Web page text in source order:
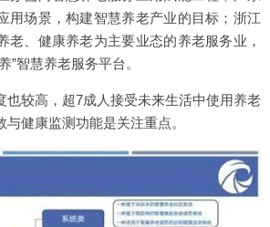
用场景，构建智慧养老产业的目标；浙江
老、健康养老为主要业态的养老服务业，
”智慧养老服务平台。
也较高，超7成人接受未来生活中使用养老
健康监测功能是关注重点。